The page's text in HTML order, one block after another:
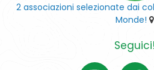
2 associazioni selezionate dai
Monde!
Seguici!